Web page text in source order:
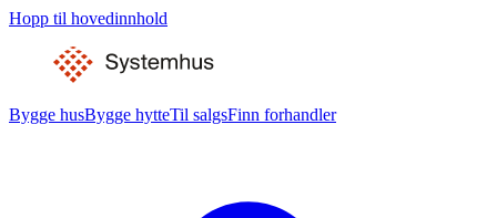
Hopp til hovedinnhold
Bygge husBygge hytteTil salgsFinn forhandler